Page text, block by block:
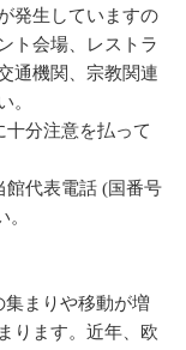
発生していますの
ト会場、レストラ
通機関、宗教関連
。
分注意を払って
館代表電話 (国番号
まりや移動が増
ります。近年、欧